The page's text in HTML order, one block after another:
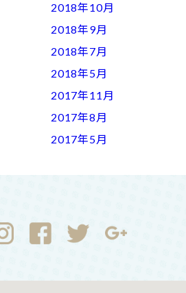
2018年10月
2018年9月
2018年7月
2018年5月
2017年11月
2017年8月
2017年5月